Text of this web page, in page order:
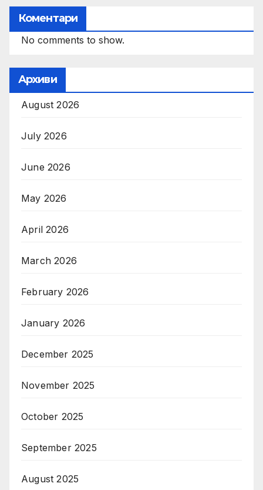
Коментари
No comments to show.
Архиви
August 2026
July 2026
June 2026
May 2026
April 2026
March 2026
February 2026
January 2026
December 2025
November 2025
October 2025
September 2025
August 2025